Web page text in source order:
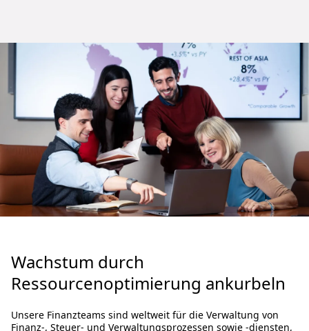
Wachstum durch
Ressourcenoptimierung ankurbeln
Unsere Finanzteams sind weltweit für die Verwaltung von
Finanz-, Steuer- und Verwaltungsprozessen sowie -diensten,